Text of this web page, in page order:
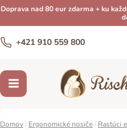
Doprava nad 80 eur zdarma + ku
+421 910 559 800
Domov/ Ergonomické nosiče/ Rastúci